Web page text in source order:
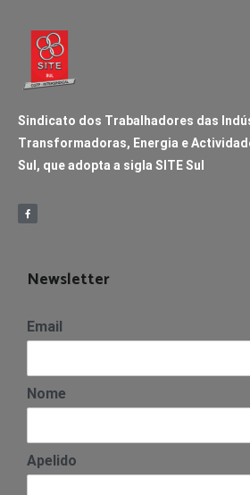
Sindicato dos Trabalhadores das
Transformadoras, Energia e
Sul, que adopta a sigla SITE Sul
Newsletter
Email
Nome
Apelido